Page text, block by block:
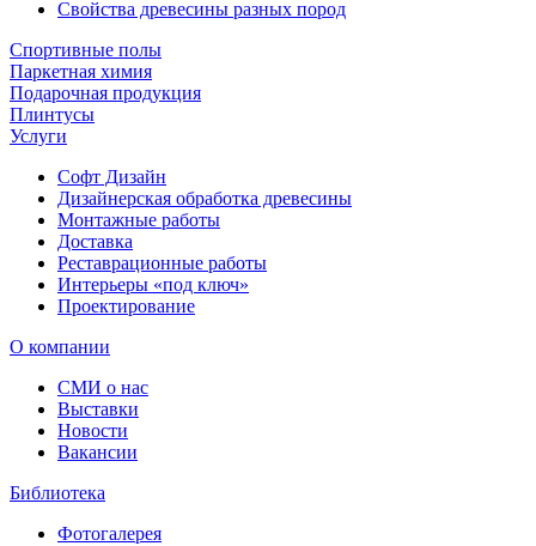
Свойства древесины разных пород
Спортивные полы
Паркетная химия
Подарочная продукция
Плинтусы
Услуги
Софт Дизайн
Дизайнерская обработка древесины
Монтажные работы
Доставка
Реставрационные работы
Интерьеры «под ключ»
Проектирование
О компании
СМИ о нас
Выставки
Новости
Вакансии
Библиотека
Фотогалерея